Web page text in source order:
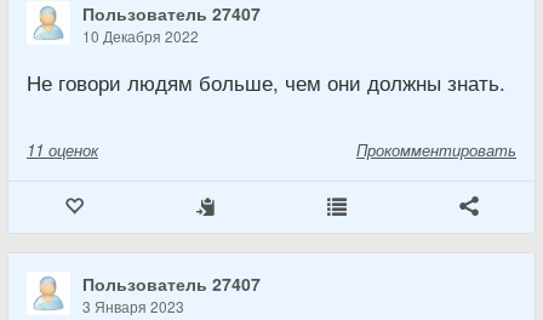
Пользователь 27407
10 Декабря 2022
Не говори людям больше, чем они должны знать.
11 оценок Прокомментировать
Пользователь 27407
3 Января 2023